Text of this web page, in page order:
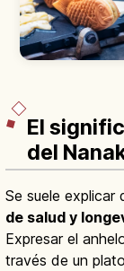
El
del
Se suele explicar
de salud y
Expresar el
través de un